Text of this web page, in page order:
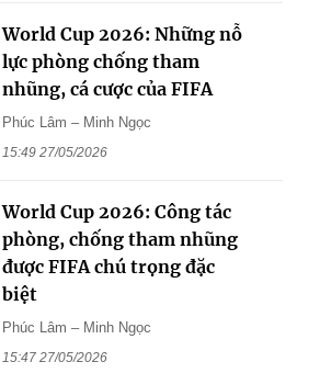
World Cup 2026: Những nỗ
lực phòng chống tham
nhũng, cá cược của FIFA
Phúc Lâm – Minh Ngọc
15:49 27/05/2026
World Cup 2026: Công tác
phòng, chống tham nhũng
được FIFA chú trọng đặc
biệt
Phúc Lâm – Minh Ngọc
15:47 27/05/2026